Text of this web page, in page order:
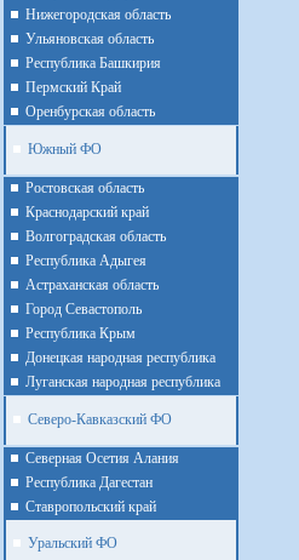
Нижегородская область
Ульяновская область
Республика Башкирия
Пермский Край
Оренбурская область
Южный ФО
Ростовская область
Краснодарский край
Волгоградская область
Республика Адыгея
Астраханская область
Город Севастополь
Республика Крым
Донецкая народная республика
Луганская народная республика
Северо-Кавказский ФО
Северная Осетия Алания
Республика Дагестан
Ставропольский край
Уральский ФО